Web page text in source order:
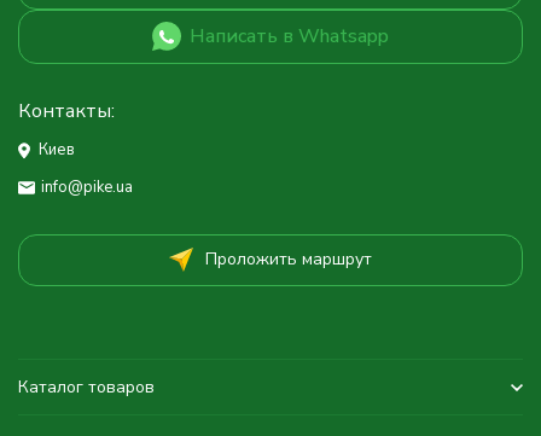
Написать в Whatsapp
Контакты:
Киев
info@pike.ua
Проложить маршрут
Каталог товаров